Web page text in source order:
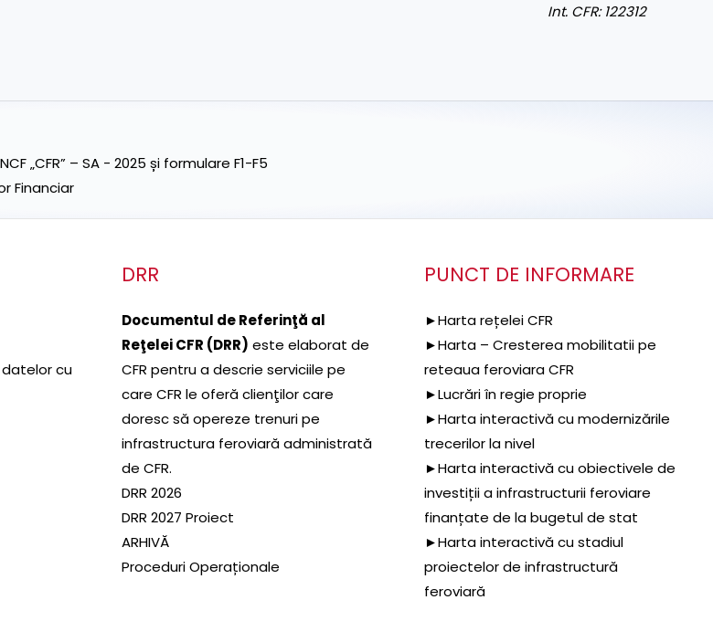
Int. CFR: 122312
„CFR” – SA - 2025 și formulare F1-F5
Financiar
datelor cu
DRR
Documentul de Referinţă al
Reţelei CFR (DRR) este elaborat de
CFR pentru a descrie serviciile pe
care CFR le oferă clienţilor care
doresc să opereze trenuri pe
infrastructura feroviară administrată
de CFR.
DRR 2026
DRR 2027 Proiect
ARHIVĂ
Proceduri Operaționale
PUNCT DE INFORMARE
►Harta rețelei CFR
►Harta – Cresterea mobilitatii pe
reteaua feroviara CFR
►Lucrări în regie proprie
►Harta interactivă cu modernizările
trecerilor la nivel
►Harta interactivă cu obiectivele de
investiții a infrastructurii feroviare
finanțate de la bugetul de stat
►Harta interactivă cu stadiul
proiectelor de infrastructură
feroviară